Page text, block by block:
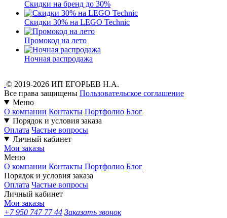
Скидки на бренд до 30%
Скидки 30% на LEGO Technic
Промокод на лето
Ночная распродажа
© 2019-2026 ИП ЕГОРЬЕВ Н.А.
Все права защищены Пользовательское соглашение
Меню
О компании Контакты Портфолио Блог
Порядок и условия заказа
Оплата Частые вопросы
Личный кабинет
Мои заказы
Меню
О компании Контакты Портфолио Блог
Порядок и условия заказа
Оплата Частые вопросы
Личный кабинет
Мои заказы
+7 950 747 77 44 Заказать звонок